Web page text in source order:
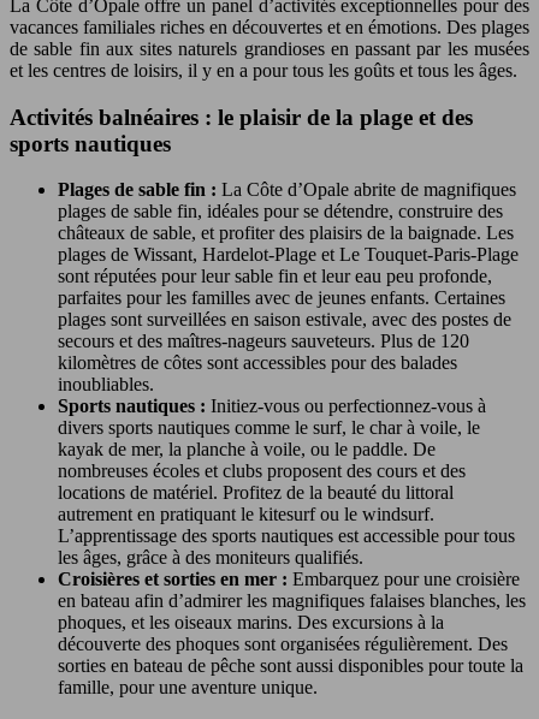
La Côte d’Opale offre un panel d’activités exceptionnelles pour des
vacances familiales riches en découvertes et en émotions. Des plages
de sable fin aux sites naturels grandioses en passant par les musées
et les centres de loisirs, il y en a pour tous les goûts et tous les âges.
Activités balnéaires : le plaisir de la plage et des
sports nautiques
Plages de sable fin : La Côte d’Opale abrite de magnifiques
plages de sable fin, idéales pour se détendre, construire des
châteaux de sable, et profiter des plaisirs de la baignade. Les
plages de Wissant, Hardelot-Plage et Le Touquet-Paris-Plage
sont réputées pour leur sable fin et leur eau peu profonde,
parfaites pour les familles avec de jeunes enfants. Certaines
plages sont surveillées en saison estivale, avec des postes de
secours et des maîtres-nageurs sauveteurs. Plus de 120
kilomètres de côtes sont accessibles pour des balades
inoubliables.
Sports nautiques : Initiez-vous ou perfectionnez-vous à
divers sports nautiques comme le surf, le char à voile, le
kayak de mer, la planche à voile, ou le paddle. De
nombreuses écoles et clubs proposent des cours et des
locations de matériel. Profitez de la beauté du littoral
autrement en pratiquant le kitesurf ou le windsurf.
L’apprentissage des sports nautiques est accessible pour tous
les âges, grâce à des moniteurs qualifiés.
Croisières et sorties en mer : Embarquez pour une croisière
en bateau afin d’admirer les magnifiques falaises blanches, les
phoques, et les oiseaux marins. Des excursions à la
découverte des phoques sont organisées régulièrement. Des
sorties en bateau de pêche sont aussi disponibles pour toute la
famille, pour une aventure unique.